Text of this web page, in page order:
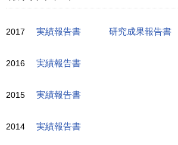
2017 実績報告書 研究成果報告書
2016 実績報告書
2015 実績報告書
2014 実績報告書